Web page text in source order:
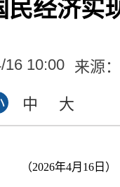
民经济实
16 10:00 来源
中 大
（2026年4月16日）